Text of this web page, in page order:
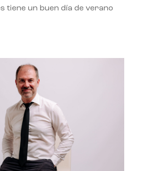
tiene un buen día de verano